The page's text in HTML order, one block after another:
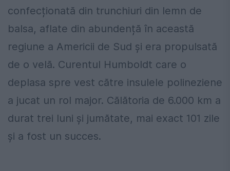
confecționată din trunchiuri din lemn de
balsa, aflate din abundență în această
regiune a Americii de Sud și era propulsată
de o velă. Curentul Humboldt care o
deplasa spre vest către insulele polineziene
a jucat un rol major. Călătoria de 6.000 km a
durat trei luni și jumătate, mai exact 101 zile
și a fost un succes.